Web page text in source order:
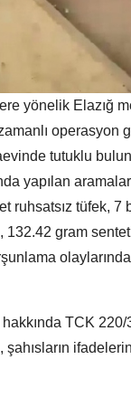
yönelik Elazığ
operasyon
tutuklu
yapılan
ruhsatsız tüfek,
132.42 gram
TCK
şahısların